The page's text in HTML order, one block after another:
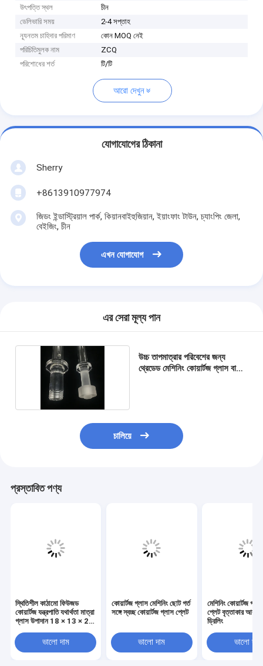
উৎপত্তি স্থল
চীন
ডেলিভারি সময়
2-4 সপ্তাহ
ন্যূনতম চাহিদার পরিমাণ
কোন MOQ নেই
পরিচিতিমুলক নাম
ZCQ
পরিশোধের শর্ত
টি/টি
আরো দেখুন
যোগাযোগের ঠিকানা
Sherry
+8613910977974
জিডং ইন্ডাস্ট্রিয়াল পার্ক, কিয়ানবাইহুজিয়ান, ইয়াংফাং টাউন, চ্যাংপিং জেলা,
বেইজিং, চীন
এখন যোগাযোগ
এর সেরা মূল্য পান
উচ্চ তাপমাত্রার পরিবেশের জন্য
থ্রেডেড মেশিনিং কোয়ার্টজ গ্লাস বাদাম
চালিয়ে
প্রস্তাবিত পণ্য
স্থিতিশীল কাঠামো ফিউজড
কোয়ার্টজ যন্ত্রপাতি যথার্থতা মাত্রা
গ্লাস উপাদান 18 × 13 × 21
ভালো দাম
কোয়ার্টজ গ্লাস মেশিনিং ছোট গর্ত
সঙ্গে স্বচ্ছ কোয়ার্টজ গ্লাস প্লেট
ভালো দাম
মেশিনিং কোয়ার্টজ
প্লেট বৃত্তাকার আকৃতি
ড্রিলিং
ভালো দাম